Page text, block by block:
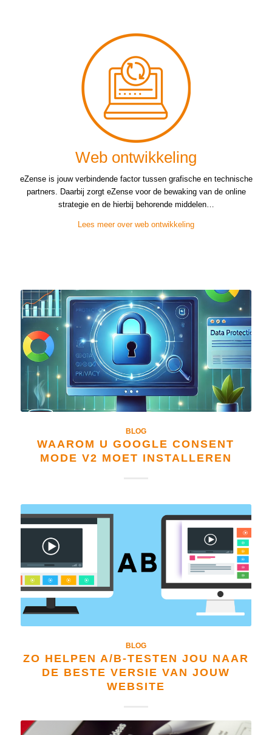
Web ontwikkeling
eZense is jouw verbindende factor tussen grafische en technische
partners. Daarbij zorgt eZense voor de bewaking van de online
strategie en de hierbij behorende middelen…
Lees meer over web ontwikkeling
BLOG
WAAROM U GOOGLE CONSENT
MODE V2 MOET INSTALLEREN
BLOG
ZO HELPEN A/B-TESTEN JOU NAAR
DE BESTE VERSIE VAN JOUW
WEBSITE